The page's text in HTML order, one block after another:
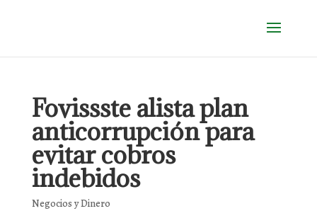
Fovissste alista plan
anticorrupción para
evitar cobros
indebidos
Negocios y Dinero